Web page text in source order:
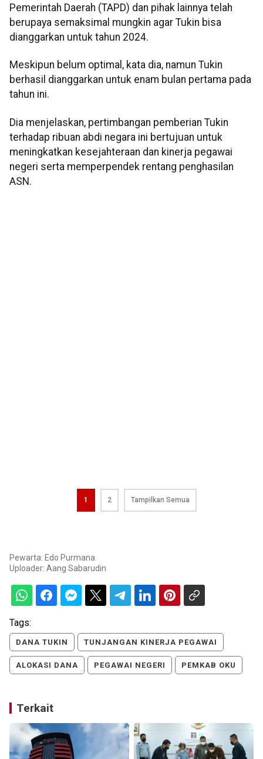
Pemerintah Daerah (TAPD) dan pihak lainnya telah
berupaya semaksimal mungkin agar Tukin bisa
dianggarkan untuk tahun 2024.
Meskipun belum optimal, kata dia, namun Tukin
berhasil dianggarkan untuk enam bulan pertama pada
tahun ini.
Dia menjelaskan, pertimbangan pemberian Tukin
terhadap ribuan abdi negara ini bertujuan untuk
meningkatkan kesejahteraan dan kinerja pegawai
negeri serta memperpendek rentang penghasilan
ASN.
1 2 Tampilkan Semua
Pewarta: Edo Purmana
Uploader: Aang Sabarudin
Tags:
DANA TUKIN TUNJANGAN KINERJA PEGAWAI
ALOKASI DANA PEGAWAI NEGERI PEMKAB OKU
Terkait